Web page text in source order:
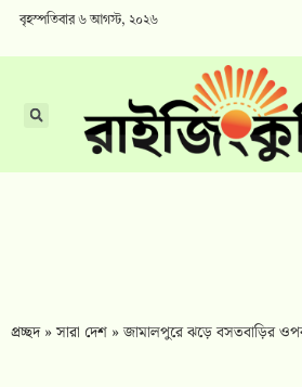
বৃহস্পতিবার ৬ আগস্ট, ২০২৬
প্রচ্ছদ»সারা দেশ »জামালপুরে ঝড়ে বসতবাড়ির